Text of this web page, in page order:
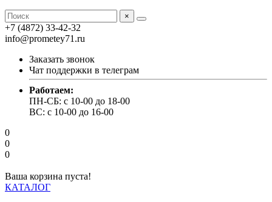
×
+7 (4872) 33-42-32
info@prometey71.ru
Заказать звонок
Чат поддержки в телеграм
Работаем:
ПН-СБ: с 10-00 до 18-00
ВС: с 10-00 до 16-00
0
0
0
Ваша корзина пуста!
КАТАЛОГ